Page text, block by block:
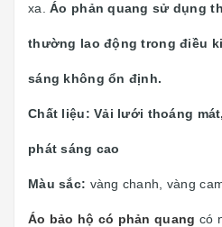
xa.Áo phản quang sử dụng
thường lao động trong điều
sáng không ổn định.
Chất liệu: Vải lưới thoáng
phát sáng cao
Màu sắc: vàng chanh, vàng
Áo bảo hộ có phản quang có